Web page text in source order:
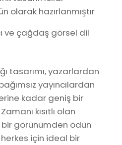
olarak hazırlanmıştır
ve çağdaş görsel dil
tasarımı, yazarlardan
yayıncılardan
kadar geniş bir
kısıtlı olan
görünümden ödün
için ideal bir